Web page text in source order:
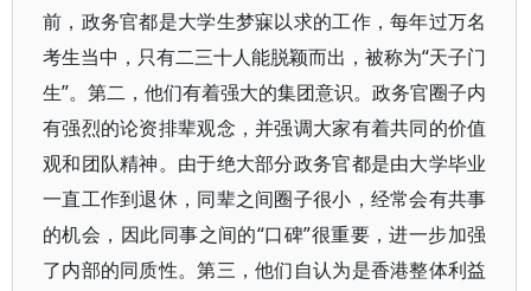
前，政务官都是大学生梦寐以求的工作，每年过万名
考生当中，只有二三十人能脱颖而出，被称为“天子门
生”。第二，他们有着强大的集团意识。政务官圈子内
有强烈的论资排辈观念，并强调大家有着共同的价值
观和团队精神。由于绝大部分政务官都是由大学毕业
一直工作到退休，同辈之间圈子很小，经常会有共事
的机会，因此同事之间的“口碑”很重要，进一步加强
了内部的同质性。第三，他们自认为是香港整体利益